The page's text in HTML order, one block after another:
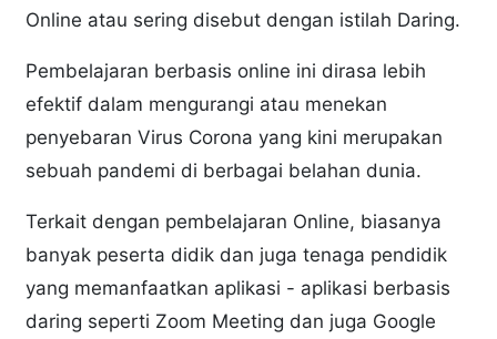
Online atau sering disebut dengan istilah Daring.
Pembelajaran berbasis online ini dirasa lebih
efektif dalam mengurangi atau menekan
penyebaran Virus Corona yang kini merupakan
sebuah pandemi di berbagai belahan dunia.
Terkait dengan pembelajaran Online, biasanya
banyak peserta didik dan juga tenaga pendidik
yang memanfaatkan aplikasi - aplikasi berbasis
daring seperti Zoom Meeting dan juga Google